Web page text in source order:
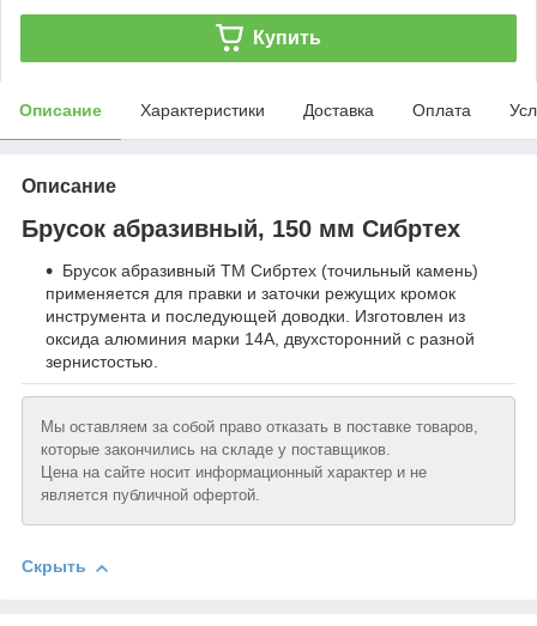
Купить
Описание Характеристики Доставка Оплата
Описание
Брусок абразивный, 150 мм Сибртех
Брусок абразивный ТМ Сибртех (точильный камень)
применяется для правки и заточки режущих кромок
инструмента и последующей доводки. Изготовлен из
оксида алюминия марки 14А, двухсторонний с разной
зернистостью.
Мы оставляем за собой право отказать в поставке товаров,
которые закончились на складе у поставщиков.
Цена на сайте носит информационный характер и не
является публичной офертой.
Скрыть